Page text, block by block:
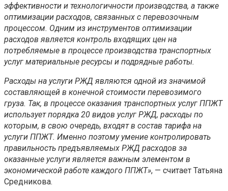
эффективности и технологичности производства, а также
оптимизации расходов, связанных с перевозочным
процессом. Одним из инструментов оптимизации
расходов является контроль входящих цен на
потребляемые в процессе производства транспортных
услуг материальные ресурсы и подрядные работы.
Расходы на услуги РЖД являются одной из значимой
составляющей в конечной стоимости перевозимого
груза. Так, в процессе оказания транспортных услуг ППЖТ
использует порядка 20 видов услуг РЖД, расходы по
которым, в свою очередь, входят в состав тарифа на
услуги ППЖТ. Именно поэтому умение контролировать
правильность предъявляемых РЖД расходов за
оказанные услуги является важным элементом в
экономической работе каждого ППЖТ», — считает Татьяна
Средникова.